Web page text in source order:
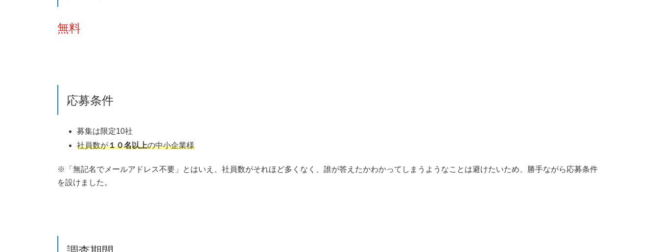
無料
応募条件
募集は限定10社
社員数が１０名以上の中小企業様
※「無記名でメールアドレス不要」とはいえ、社員数がそれほど多くなく、誰が答えたかわかってしまうようなことは避けたいため、勝手ながら応募条件
を設けました。